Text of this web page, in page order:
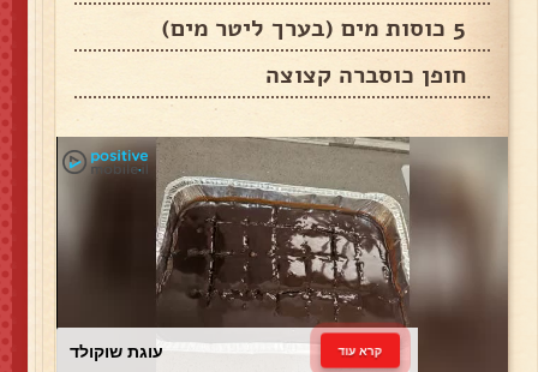
5 כוסות מים (בערך ליטר מים)
חופן כוסברה קצוצה
עוגת שוקולד קרא עוד